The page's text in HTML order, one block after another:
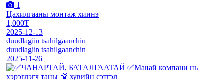
1
Цахилгааны монтаж хиинэ
1,000₮
2025-12-13
duudlagiin tsahilgaanchin
duudlagiin tsahilgaanchin
2025-11-26